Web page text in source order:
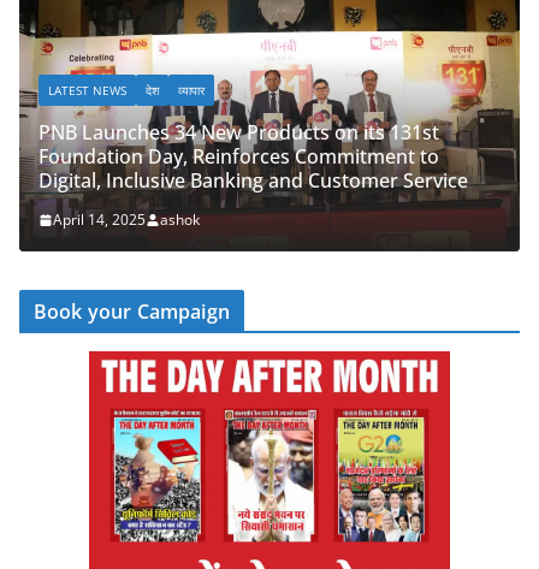
Products on its 131st
Commitment to
and Customer Service
LATEST NEWS देश व्यापार
PNB Half Marathon
‘Cyber Run’ for a
Book your Campaign